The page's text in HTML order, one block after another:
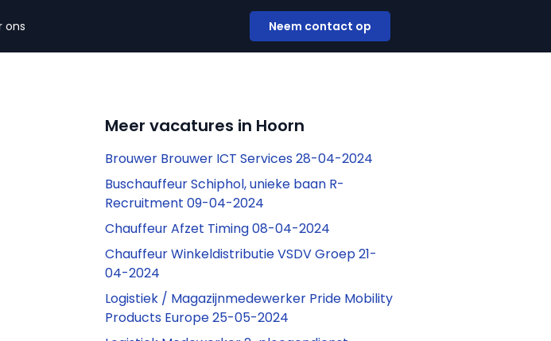
ons Neem contact op
Meer vacatures in Hoorn
Brouwer Brouwer ICT Services 28-04-2024
Buschauffeur Schiphol, unieke baan R-
Recruitment 09-04-2024
Chauffeur Afzet Timing 08-04-2024
Chauffeur Winkeldistributie VSDV Groep 21-
04-2024
Logistiek / Magazijnmedewerker Pride Mobility
Products Europe 25-05-2024